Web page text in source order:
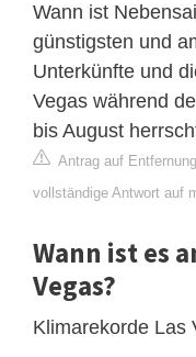
Wann ist
günstigsten und
Unterkünfte und
Vegas während
bis August
Antrag auf
vollständige Antwort auf
Wann ist es
Vegas?
Klimarekorde Las